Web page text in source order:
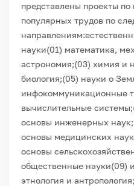
представлены проекты
популярных трудов по
направлениям:
науки(01) математика,
астрономия;(03) химия и
биология;(05) науки о
инфокоммуникационные
вычислительные системы;
основы инженерных наук;
основы медицинских
основы
общественные науки(09)
этнология и антропология;